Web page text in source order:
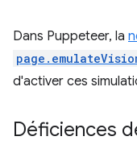
Dans Puppeteer, la
d'activer ces
Déficiences